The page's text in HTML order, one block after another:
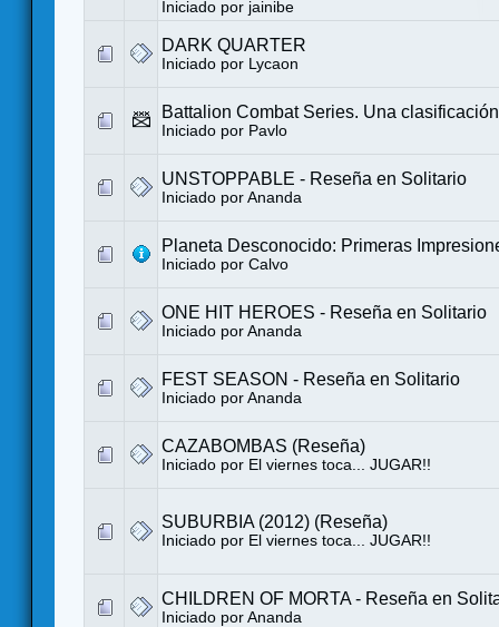
Iniciado por jainibe
DARK QUARTER
Iniciado por Lycaon
Battalion Combat Series. Una
Iniciado por Pavlo
UNSTOPPABLE - Reseña en Solitario
Iniciado por Ananda
Planeta Desconocido: Primeras
Iniciado por Calvo
ONE HIT HEROES - Reseña en Solitario
Iniciado por Ananda
FEST SEASON - Reseña en Solitario
Iniciado por Ananda
CAZABOMBAS (Reseña)
Iniciado por El viernes toca... JUGAR!!
SUBURBIA (2012) (Reseña)
Iniciado por El viernes toca... JUGAR!!
CHILDREN OF MORTA - Reseña en
Iniciado por Ananda